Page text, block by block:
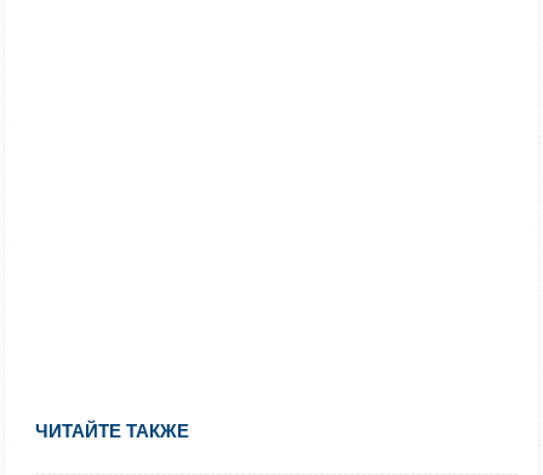
ЧИТАЙТЕ ТАКЖЕ